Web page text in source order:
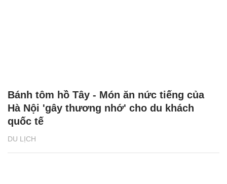
DU LỊCH
Bánh tôm hồ Tây - Món ăn nức tiếng của
Hà Nội 'gây thương nhớ' cho du khách
quốc tế